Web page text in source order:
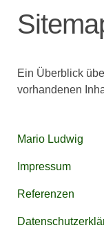
Ein Überblick
vorhandenen
Mario Ludwig
Impressum
Referenzen